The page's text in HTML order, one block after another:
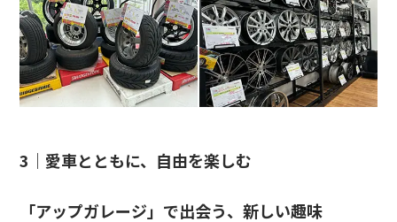
3｜愛車とともに、自由を楽しむ
「アップガレージ」で出会う、新しい趣味